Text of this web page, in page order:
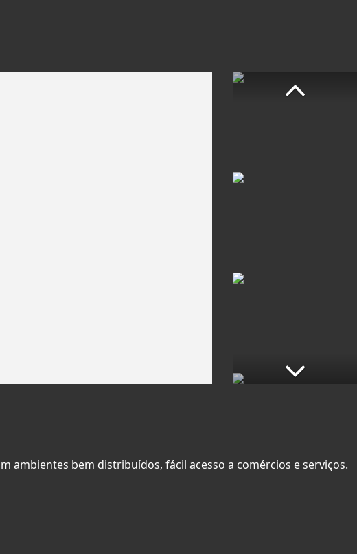
ambientes bem distribuídos, fácil acesso a comércios e serviços.